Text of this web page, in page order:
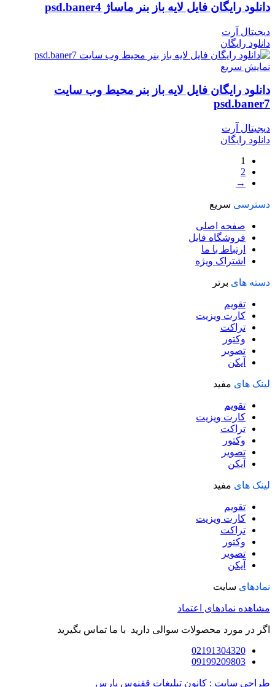
دانلود رایگان فایل لایه باز بنر ماساژ psd.baner4
دیجیتال آرت
دانلود رایگان
نمایش سریع
دانلود رایگان فایل لایه باز بنر محیط وب سایت
psd.baner7
دیجیتال آرت
دانلود رایگان
1
2
→
دسترسی سریع
صفحه اصلی
فروشگاه فایل
ارتباط با ما
اشتراک ویژه
دسته های برتر
تقویم
کارت ویزیت
تراکت
وکتور
تصویر
آیکن
لینک های مفید
تقویم
کارت ویزیت
تراکت
وکتور
تصویر
آیکن
لینک های مفید
تقویم
کارت ویزیت
تراکت
وکتور
تصویر
آیکن
نمادهای سایت
مشاهده نمادهای اعتماد
اگر در مورد محصولات سوالی دارید با ما تماس بگیرید
02191304320
09199209803
طراحی سایت : کانون تبلیغات ققنوس پارس